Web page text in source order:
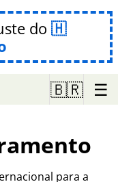
do
🇧🇷 ☰
para a